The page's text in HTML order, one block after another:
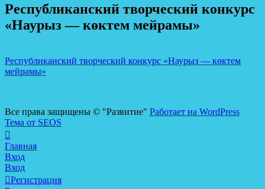
Республиканский творческий конкурс
«Наурыз — көктем мейрамы»
Республиканский творческий конкурс «Наурыз — көктем
мейрамы»
Все права защищены © "Развитие" Работает на WordPress
Тема от SEOS
Главная
Вход
Вход
Регистрация